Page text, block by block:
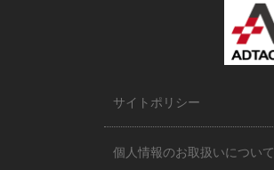
サイトポリシー
個人情報のお取扱いについて